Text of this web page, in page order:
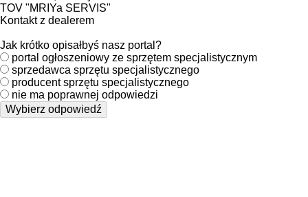
TOV "MRIYa SERVIS"
Kontakt z dealerem
Jak krótko opisałbyś nasz portal?
portal ogłoszeniowy ze sprzętem specjalistycznym
sprzedawca sprzętu specjalistycznego
producent sprzętu specjalistycznego
nie ma poprawnej odpowiedzi
Wybierz odpowiedź